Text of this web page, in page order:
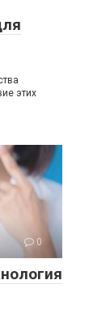
этих
0